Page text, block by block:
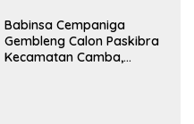
Babinsa Cempaniga
Gembleng Calon Paskibra
Kecamatan Camba,